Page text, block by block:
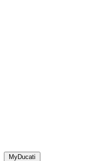
MyDucati